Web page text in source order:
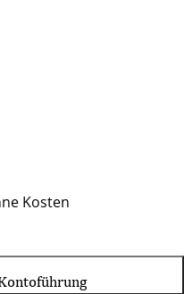
Kosten